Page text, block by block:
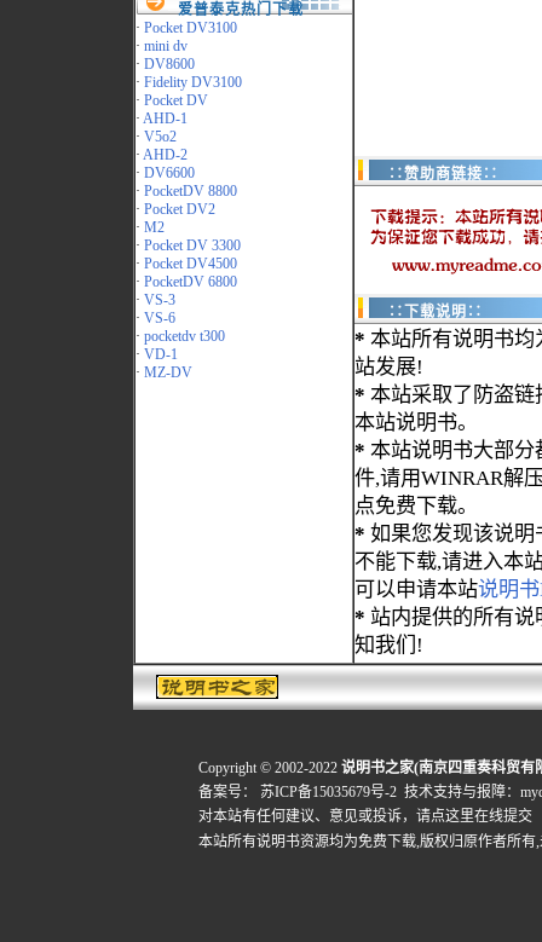
爱普泰克热门下载
· Pocket DV3100
· mini dv
· DV8600
· Fidelity DV3100
· Pocket DV
· AHD-1
· V5o2
· AHD-2
· DV6600
· PocketDV 8800
· Pocket DV2
· M2
· Pocket DV 3300
· Pocket DV4500
· PocketDV 6800
· VS-3
· VS-6
· pocketdv t300
· VD-1
· MZ-DV
∷赞助商链接∷
∷下载说明∷
* 本站所有说明书均
站发展!
* 本站采取了防盗链
本站说明书。
* 本站说明书大部分
件,请用WINRAR解
点免费下载。
* 如果您发现该说明
不能下载,请进入本
可以申请本站说明
* 站内提供的所有
知我们!
Copyright © 2002-2022 说明书之家(南京四重奏科贸有
备案号：
苏ICP备15035679号-2 技术支持与报障：
对本站有任何建议、意见或投诉， 请点这里在线提交
本站所有说明书资源均为免费下载,版权归原作者所